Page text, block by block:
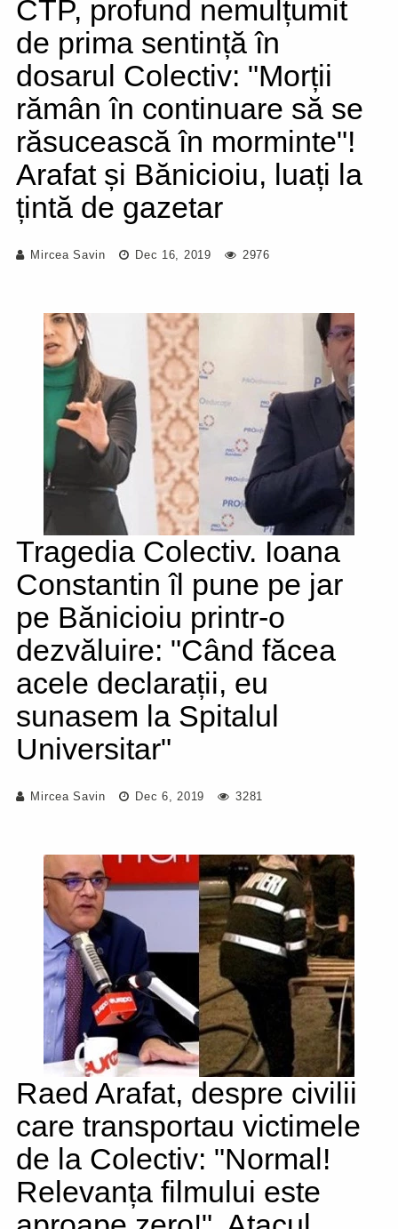
CTP, profund nemulțumit
de prima sentință în
dosarul Colectiv: "Morții
rămân în continuare să se
răsucească în morminte"!
Arafat și Bănicioiu, luați la
țintă de gazetar
Mircea Savin Dec 16, 2019 2976
Tragedia Colectiv. Ioana
Constantin îl pune pe jar
pe Bănicioiu printr-o
dezvăluire: "Când făcea
acele declarații, eu
sunasem la Spitalul
Universitar"
Mircea Savin Dec 6, 2019 3281
Raed Arafat, despre civilii
care transportau victimele
de la Colectiv: "Normal!
Relevanța filmului este